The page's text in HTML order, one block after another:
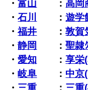
・富山 ：高岡
・石川 ：遊学
・福井 ：敦賀
・静岡 ：聖隷
・愛知 ：享栄
・岐阜 ： 中京